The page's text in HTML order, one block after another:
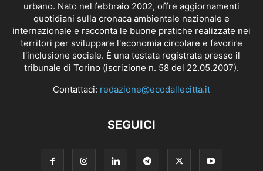
urbano. Nato nel febbraio 2002, offre aggiornamenti
quotidiani sulla cronaca ambientale nazionale e
internazionale e racconta le buone pratiche realizzate nei
territori per sviluppare l'economia circolare e favorire
l'inclusione sociale. È una testata registrata presso il
tribunale di Torino (iscrizione n. 58 del 22.05.2007).
Contattaci: redazione@ecodallecitta.it
SEGUICI